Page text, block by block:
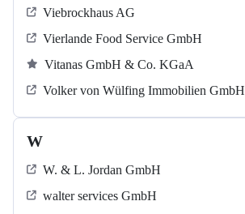
Viebrockhaus AG
Vierlande Food Service GmbH
Vitanas GmbH & Co. KGaA
Volker von Wülfing Immobilien GmbH
W
W. & L. Jordan GmbH
walter services GmbH